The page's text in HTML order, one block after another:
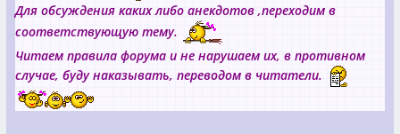
Для обсуждения каких либо анекдотов ,переходим в
соответствующую тему.
Читаем правила форума и не нарушаем их, в противном
случае, буду наказывать, переводом в читатели.